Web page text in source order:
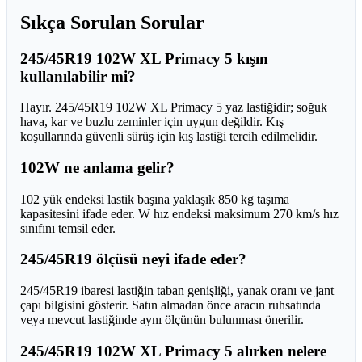
Sıkça Sorulan Sorular
245/45R19 102W XL Primacy 5 kışın
kullanılabilir mi?
Hayır. 245/45R19 102W XL Primacy 5 yaz lastiğidir; soğuk
hava, kar ve buzlu zeminler için uygun değildir. Kış
koşullarında güvenli sürüş için kış lastiği tercih edilmelidir.
102W ne anlama gelir?
102 yük endeksi lastik başına yaklaşık 850 kg taşıma
kapasitesini ifade eder. W hız endeksi maksimum 270 km/s hız
sınıfını temsil eder.
245/45R19 ölçüsü neyi ifade eder?
245/45R19 ibaresi lastiğin taban genişliği, yanak oranı ve jant
çapı bilgisini gösterir. Satın almadan önce aracın ruhsatında
veya mevcut lastiğinde aynı ölçünün bulunması önerilir.
245/45R19 102W XL Primacy 5 alırken nelere